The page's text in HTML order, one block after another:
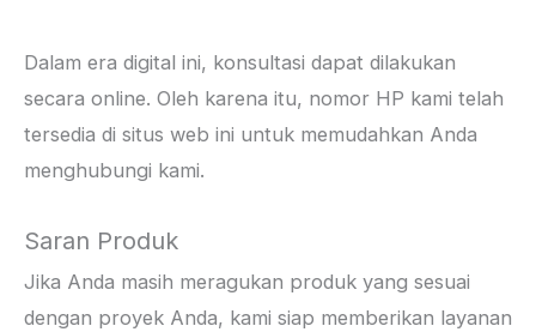
Dalam era digital ini, konsultasi dapat dilakukan
secara online. Oleh karena itu, nomor HP kami telah
tersedia di situs web ini untuk memudahkan Anda
menghubungi kami.
Saran Produk
Jika Anda masih meragukan produk yang sesuai
dengan proyek Anda, kami siap memberikan layanan